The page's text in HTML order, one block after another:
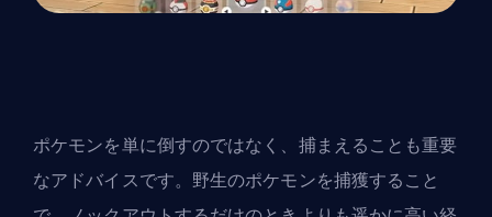
ポケモンを単に倒すのではなく、捕まえることも重要
なアドバイスです。野生のポケモンを捕獲すること